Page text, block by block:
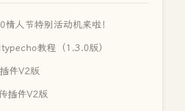
人节特别活动机来啦！
教程（1.3.0版）
件V2版
插件V2版